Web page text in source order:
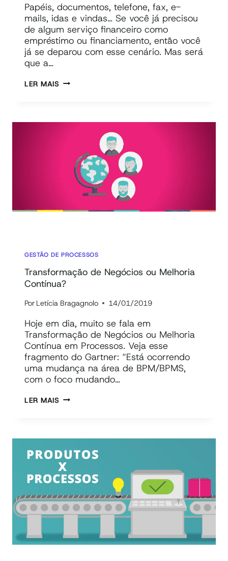
Papéis, documentos, telefone, fax, e-
mails, idas e vindas… Se você já precisou
de algum serviço financeiro como
empréstimo ou financiamento, então você
já se deparou com esse cenário. Mas será
que a…
LER MAISCRÉDITO
PROCESSO!
GESTÃO DE PROCESSOS
Transformação de Negócios ou Melhoria
Contínua?
Por Letícia Bragagnolo 14/01/2019
Hoje em dia, muito se fala em
Transformação de Negócios ou Melhoria
Contínua em Processos. Veja esse
fragmento do Gartner: “Está ocorrendo
uma mudança na área de BPM/BPMS,
com o foco mudando…
LER MAISTRANSFORMAÇÃO
CONTÍNUA?